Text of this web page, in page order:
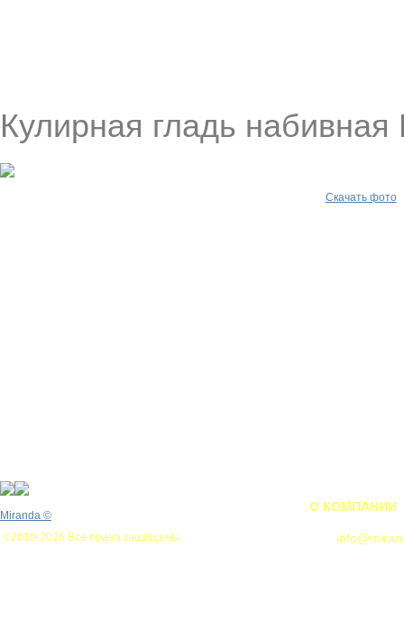
Кулирная гладь набивная
Скачать фото
Miranda ©
©2010-2026 Все права защищены
О КОМПАНИИ